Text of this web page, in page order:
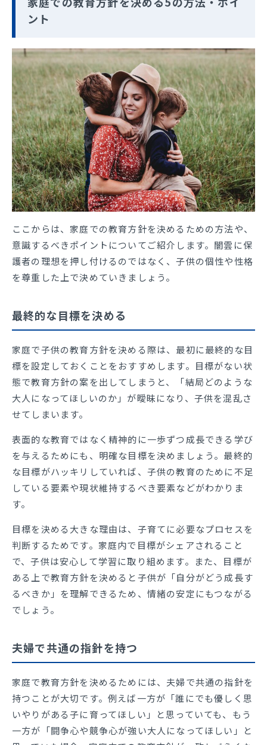
ント
ここからは、家庭での教育方針を決めるための方法や、
意識するべきポイントについてご紹介します。闇雲に保
護者の理想を押し付けるのではなく、子供の個性や性格
を尊重した上で決めていきましょう。
最終的な目標を決める
家庭で子供の教育方針を決める際は、最初に最終的な目
標を設定しておくことをおすすめします。目標がない状
態で教育方針の案を出してしまうと、「結局どのような
大人になってほしいのか」が曖昧になり、子供を混乱さ
せてしまいます。
表面的な教育ではなく精神的に一歩ずつ成長できる学び
を与えるためにも、明確な目標を決めましょう。最終的
な目標がハッキリしていれば、子供の教育のために不足
している要素や現状維持するべき要素などがわかりま
す。
目標を決める大きな理由は、子育てに必要なプロセスを
判断するためです。家庭内で目標がシェアされること
で、子供は安心して学習に取り組めます。また、目標が
ある上で教育方針を決めると子供が「自分がどう成長す
るべきか」を理解できるため、情緒の安定にもつながる
でしょう。
夫婦で共通の指針を持つ
家庭で教育方針を決めるためには、夫婦で共通の指針を
持つことが大切です。例えば一方が「誰にでも優しく思
いやりがある子に育ってほしい」と思っていても、もう
一方が「闘争心や競争心が強い大人になってほしい」と